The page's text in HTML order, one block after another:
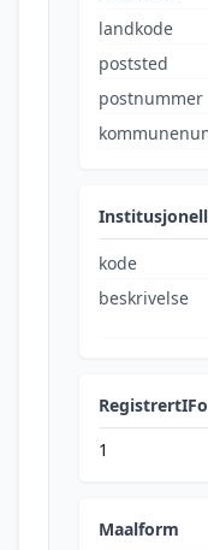
landkode
poststed
postnummer
kode
beskrivelse
1
Maalform